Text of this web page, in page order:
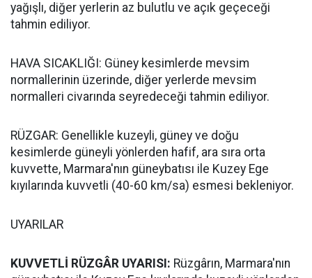
yağışlı, diğer yerlerin az bulutlu ve açık geçeceği
tahmin ediliyor.
HAVA SICAKLIĞI: Güney kesimlerde mevsim
normallerinin üzerinde, diğer yerlerde mevsim
normalleri civarında seyredeceği tahmin ediliyor.
RÜZGAR: Genellikle kuzeyli, güney ve doğu
kesimlerde güneyli yönlerden hafif, ara sıra orta
kuvvette, Marmara'nın güneybatısı ile Kuzey Ege
kıyılarında kuvvetli (40-60 km/sa) esmesi bekleniyor.
UYARILAR
KUVVETLİ RÜZGÂR UYARISI: Rüzgârın, Marmara'nın